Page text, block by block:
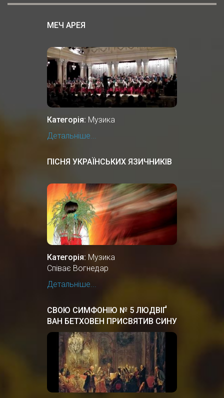
МЕЧ АРЕЯ
Категорія: Музика
Детальніше...
ПІСНЯ УКРАЇНСЬКИХ ЯЗИЧНИКІВ
Категорія: Музика
Співає Вогнедар
Детальніше...
СВОЮ СИМФОНІЮ № 5 ЛЮДВІҐ
ВАН БЕТХОВЕН ПРИСВЯТИВ СИНУ
ОСТАННЬОГО ГЕТЬМАНА
УКРАЇНИ, ГРАФУ АНДРІЮ
РОЗУМОВСЬКОМУ.